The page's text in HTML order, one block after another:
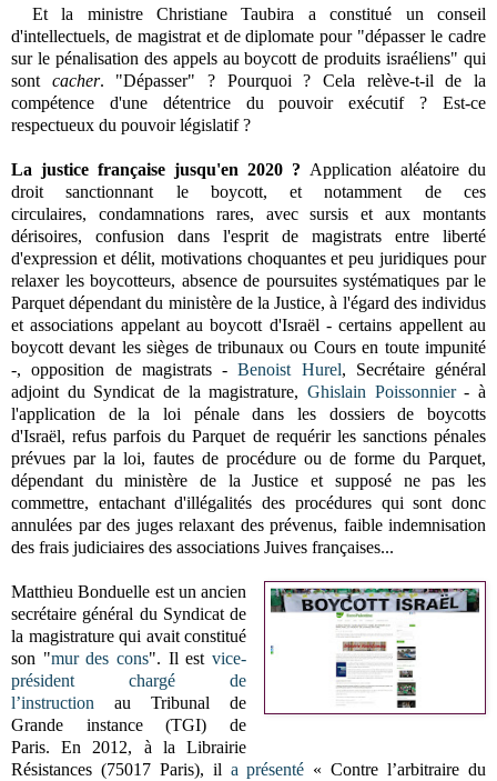
Et la ministre Christiane Taubira a constitué un conseil
d'intellectuels, de magistrat et de diplomate pour "dépasser le cadre
sur le pénalisation des appels au boycott de produits israéliens" qui
sont cacher. "Dépasser" ? Pourquoi ? Cela relève-t-il de la
compétence d'une détentrice du pouvoir exécutif ? Est-ce
respectueux du pouvoir législatif ?
La justice française jusqu'en 2020 ? Application aléatoire du
droit sanctionnant le boycott, et notamment de ces
circulaires, condamnations rares, avec sursis et aux montants
dérisoires, confusion dans l'esprit de magistrats entre liberté
d'expression et délit, motivations choquantes et peu juridiques pour
relaxer les boycotteurs, absence de poursuites systématiques par le
Parquet dépendant du ministère de la Justice, à l'égard des individus
et associations appelant au boycott d'Israël - certains appellent au
boycott devant les sièges de tribunaux ou Cours en toute impunité
-,opposition de magistrats -Benoist Hurel, Secrétaire général
adjoint du Syndicat de la magistrature, Ghislain Poissonnier- à
l'application de la loi pénale dans les dossiers de boycotts
d'Israël,refus parfois du Parquet de requérir les sanctions pénales
prévues par la loi, fautes de procédure ou de forme du Parquet,
dépendant du ministère de la Justice et supposé ne pas les
commettre, entachant d'illégalités des procédures qui sont donc
annulées par des juges relaxant des prévenus, faible indemnisation
des frais judiciaires des associations Juives françaises...
Matthieu Bonduelle est un ancien
secrétaire général du Syndicat de
la magistrature qui avait constitué
son "mur des cons". Il estvice-
président chargé de
l’instruction au Tribunal de
Grande instance (TGI) de
Paris.En 2012, à la Librairie
Résistances (75017 Paris), il a présenté « Contre l’arbitraire du